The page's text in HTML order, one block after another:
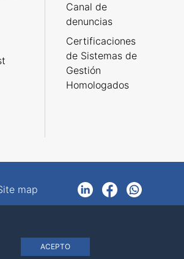
Canal de
denuncias
Certificaciones
de Sistemas de
Gestión
Homologados
map
LinkedInFacebookWhatsApp
ACEPTO